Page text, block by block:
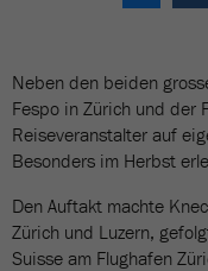
Neben den beiden
Fespo in Zürich und der
Reiseveranstalter auf
Besonders im Herbst
Den Auftakt machte
Zürich und Luzern,
Suisse am Flughafen